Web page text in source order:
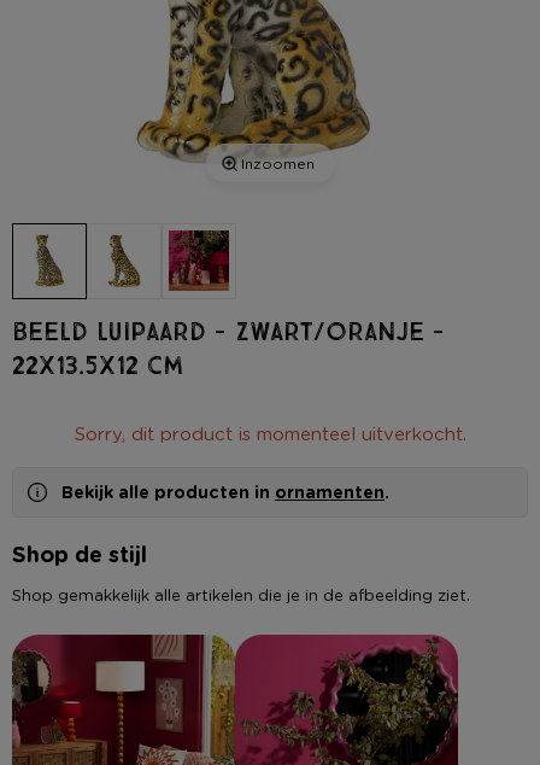
Inzoomen
Beeld luipaard - zwart/oranje -
22x13.5x12 cm
Sorry, dit product is momenteel uitverkocht.
Bekijk alle producten in ornamenten.
Shop de stijl
Shop gemakkelijk alle artikelen die je in de afbeelding ziet.